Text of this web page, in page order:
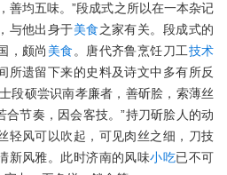
善均五味。”段成式之所以在一本杂记
与他出身于美食之家有关。段成式的
，颇尚 美食 。唐代齐鲁烹饪刀工技术
所遗留下来的史料及诗文中多有所反
段硕尝识南孝廉者，善斫脍，索薄丝
节奏，因会客技。”持刀斫脍人的动
轻风可以吹起，可见肉丝之细，刀技
新风雅。此时济南的风味小吃已不可